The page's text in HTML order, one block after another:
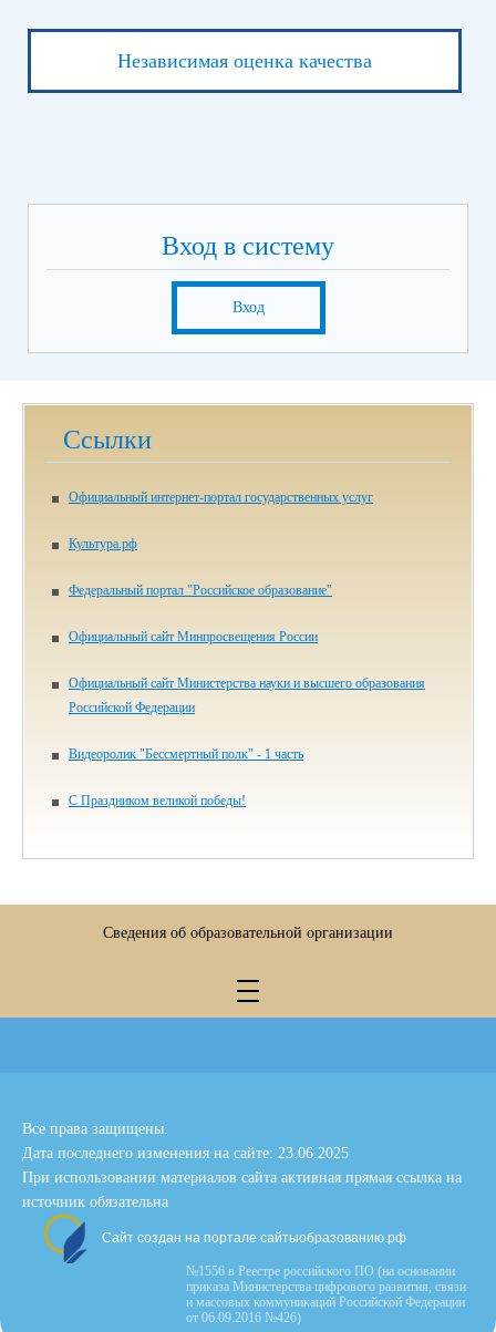
Независимая оценка качества
Вход в систему
Вход
Ссылки
Официальный интернет-портал государственных услуг
Культура.рф
Федеральный портал "Российское образование"
Официальный сайт Минпросвещения России
Официальный сайт Министерства науки и высшего образования
Российской Федерации
Видеоролик "Бессмертный полк" - 1 часть
С Праздником великой победы!
Сведения об образовательной организации
Все права защищены.
Дата последнего изменения на сайте: 23.06.2025
При использовании материалов сайта активная прямая ссылка на
источник обязательна
Сайт создан на портале сайтыобразованию.рф
№1556 в Реестре российского ПО (на основании
приказа Министерства цифрового развития, связи
и массовых коммуникаций Российской Федерации
от 06.09.2016 №426)